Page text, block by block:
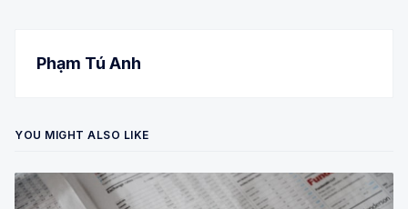
Phạm Tú Anh
YOU MIGHT ALSO LIKE